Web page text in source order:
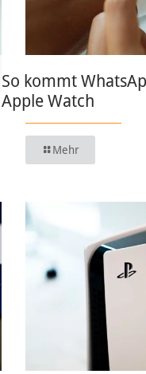
So kommt
Apple Watch
Mehr